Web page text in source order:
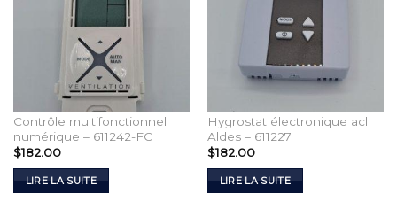
Contrôle multifonctionnel
numérique – 611242-FC
$182.00
LIRE LA SUITE
Hygrostat électronique acl
Aldes – 611227
$182.00
LIRE LA SUITE